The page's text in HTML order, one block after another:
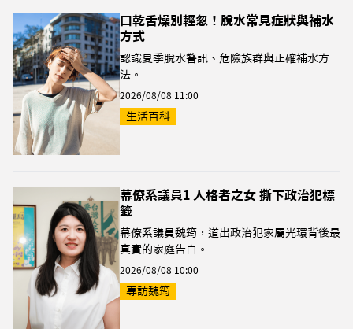
口乾舌燥別輕忽！脫水常見症狀與補水
方式
認識夏季脫水警訊、危險族群與正確補水方
法。
2026/08/08 11:00
生活百科
幕僚系議員1 人格者之女 撕下政治犯標
籤
幕僚系議員魏筠，道出政治犯家屬光環背後最
真實的家庭告白。
2026/08/08 10:00
專訪魏筠